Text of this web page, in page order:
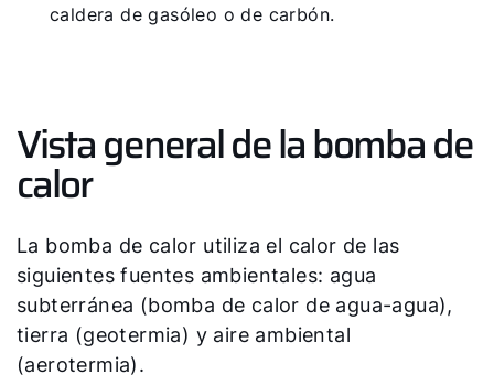
caldera de gasóleo o de carbón.
Vista general de la bomba de
calor
La bomba de calor utiliza el calor de las
siguientes fuentes ambientales: agua
subterránea (bomba de calor de agua-agua),
tierra (geotermia) y aire ambiental
(aerotermia).